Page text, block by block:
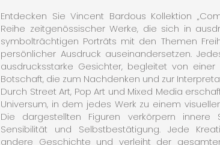
Entdecken Sie Vincent Bardous Kollektion
Reihe zeitgenössischer Werke, die sich in
symbolträchtigen Porträts mit den Themen
persönlicher Ausdruck auseinandersetzen.
ausdrucksstarke Gesichter, begleitet von einer
Botschaft, die zum Nachdenken und zur
Durch Street Art, Pop Art und Mixed Media
Universum, in dem jedes Werk zu einem
Die dargestellten Figuren verkörpern innere
Sensibilität und Selbstbestätigung. Jede
andere Geschichte und verleiht der